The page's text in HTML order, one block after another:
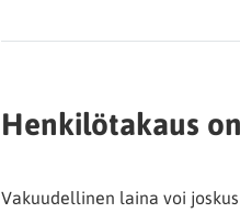
Henkilötakaus
Vakuudellinen laina voi